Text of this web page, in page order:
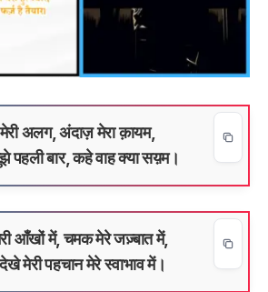
अलग, अंदाज़ मेरा क़ायम,
पहली बार, कहे वाह क्या सय़म।
आँखों में, चमक मेरे जज़्बात में,
मेरी पहचान मेरे स्वाभाव में।